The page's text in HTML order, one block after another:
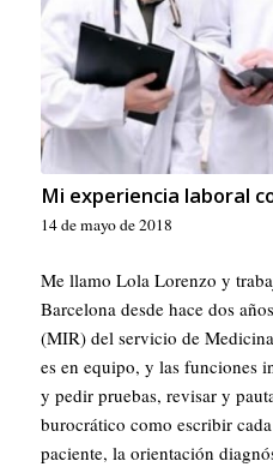
Mi experiencia laboral
14 de mayo de 2018
Me llamo Lola Lorenzo y
Barcelona desde hace dos
(MIR) del servicio de
es en equipo, y las funciones
y pedir pruebas, revisar y
burocrático como escribir
paciente, la orientación